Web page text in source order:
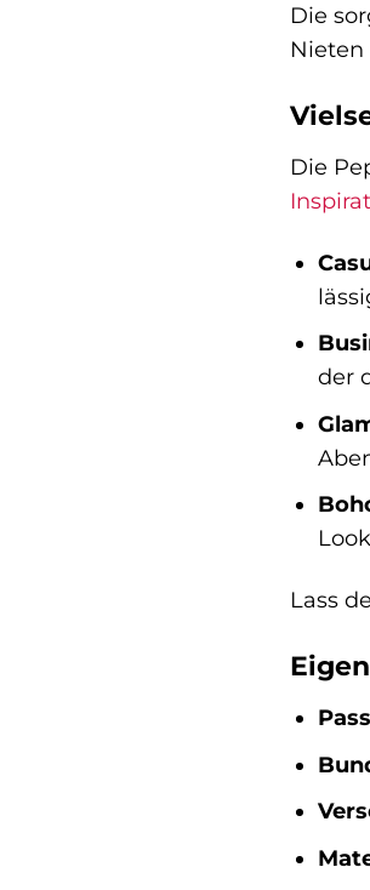
Die
Nieten
Die
der
Lass